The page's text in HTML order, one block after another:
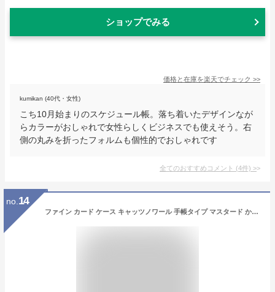
ショップでみる
価格と在庫を楽天でチェック >>
kumikan (40代・女性)
こち10月始まりのスケジュール帳。落ち着いたデザインなが
らカラーがおしゃれで女性らしくビジネスでも使えそう。右
側の丸みを折ったフォルムも個性的でおしゃれです
全てのおすすめコメント (4件) >
no. 14
ファイン カード ケース キャッツノワール 手帳タイプ マスタード かわいい ネコ柄 40枚収納 FIN-775MT